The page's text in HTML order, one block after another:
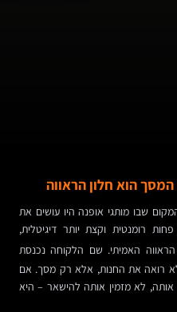
הוא חלון הראווה
שבו מותגי אופנה היו עושים את
רומנטית וקצת יותר דיגיטלית,
האמיתי. שם הלקוחה נכנסת
רואה את החנות, אלא רק מסך. אם
לא מזמין אותה להישאר – היא